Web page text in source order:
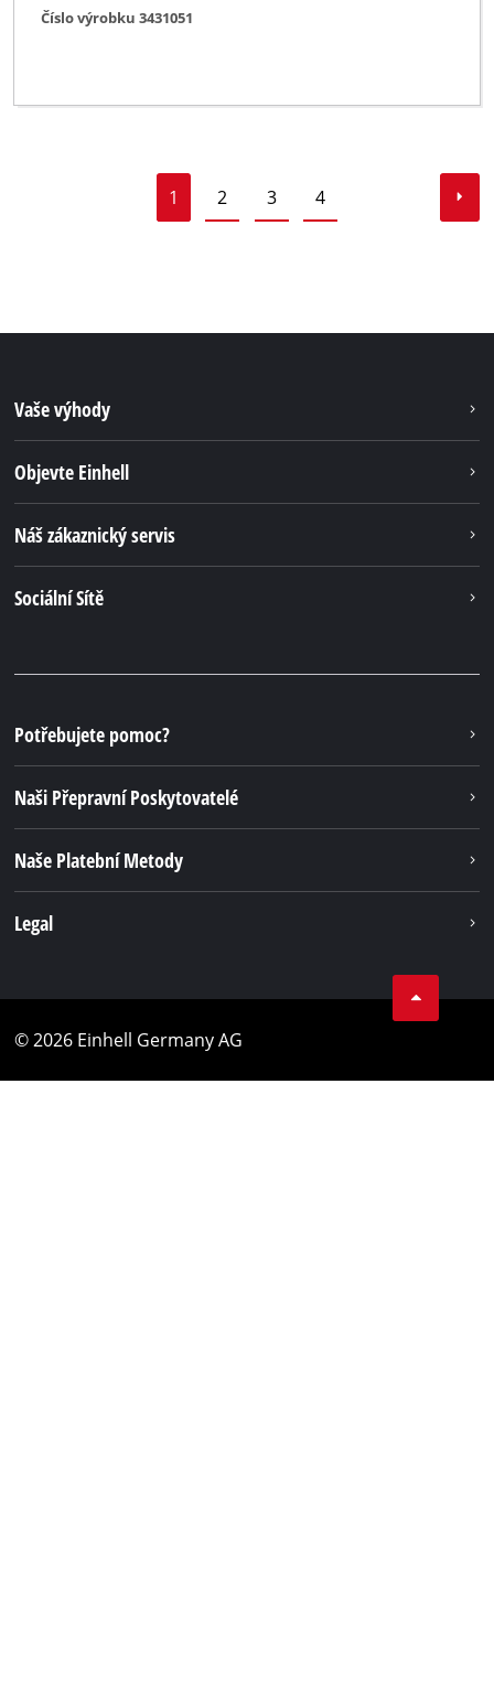
Číslo výrobku 3431051
1 2 3 4
Vaše výhody
Objevte Einhell
Náš zákaznický servis
Sociální Sítě
Potřebujete pomoc?
Naši Přepravní Poskytovatelé
Naše Platební Metody
Legal
© 2026 Einhell Germany AG